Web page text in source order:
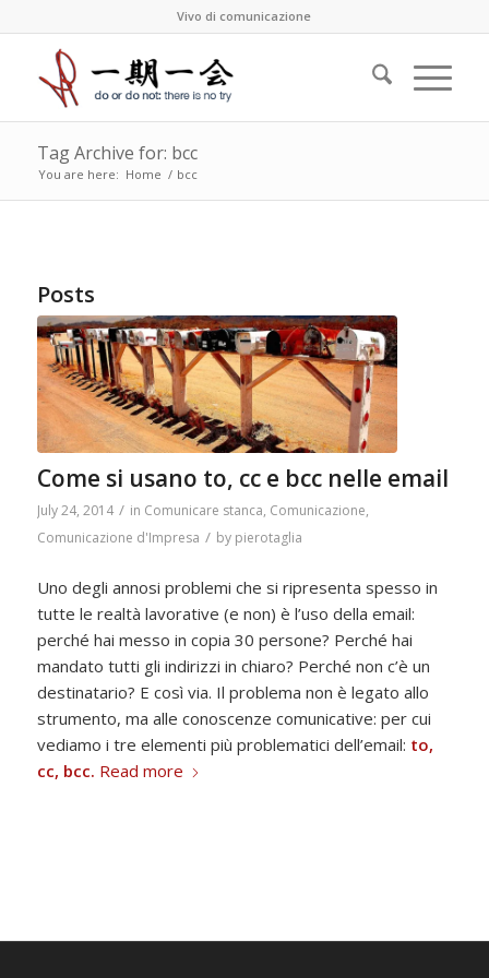
Vivo di comunicazione
Tag Archive for: bcc
You are here: Home / bcc
Posts
Come si usano to, cc e bcc nelle email
July 24, 2014 / in Comunicare stanca, Comunicazione,
Comunicazione d'Impresa / by pierotaglia
Uno degli annosi problemi che si ripresenta spesso in
tutte le realtà lavorative (e non) è l’uso della email:
perché hai messo in copia 30 persone? Perché hai
mandato tutti gli indirizzi in chiaro? Perché non c’è un
destinatario? E così via. Il problema non è legato allo
strumento, ma alle conoscenze comunicative: per cui
vediamo i tre elementi più problematici dell’email: to,
cc, bcc. Read more